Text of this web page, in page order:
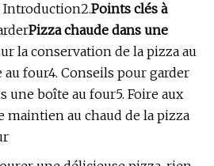
Introduction2.Points clés à
Pizza chaude dans une
la conservation de la pizza au
four4. Conseils pour garder
une boîte au four5. Foire aux
maintien au chaud de la pizza